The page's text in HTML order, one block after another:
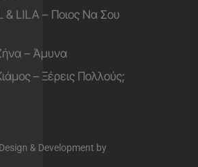
& LILA – Ποιος Να Σου
– Άμυνα
– Ξέρεις Πολλούς;
& Development by